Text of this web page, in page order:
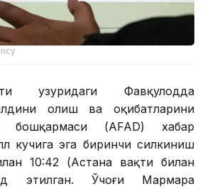
ҳузуридаги Фавқулодда
олиш ва оқибатларини
бошқармаси (AFAD) хабар
кучига эга биринчи силкиниш
10:42 (Астана вақти билан
этилган. Ўчоғи Мармара